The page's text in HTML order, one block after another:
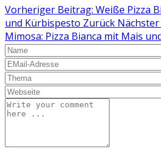
Vorheriger Beitrag: Weiße Pizza
und Kürbispesto Zurück
Mimosa: Pizza Bianca mit Mais